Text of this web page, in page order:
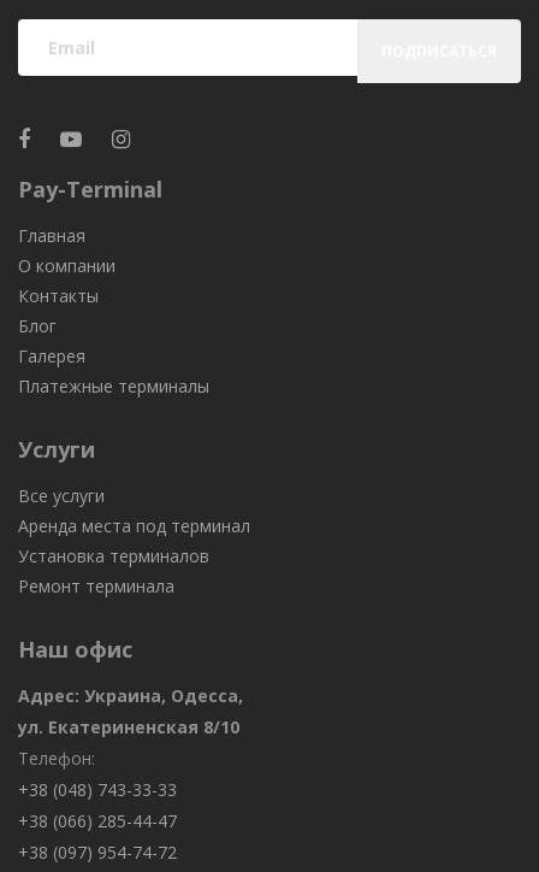
Pay-Terminal
Главная
О компании
Контакты
Блог
Галерея
Платежные терминалы
Услуги
Все услуги
Аренда места под терминал
Установка терминалов
Ремонт терминала
Наш офис
Адрес: Украина, Одесса,
ул. Екатериненская 8/10
Телефон:
+38 (048) 743-33-33
+38 (066) 285-44-47
+38 (097) 954-74-72